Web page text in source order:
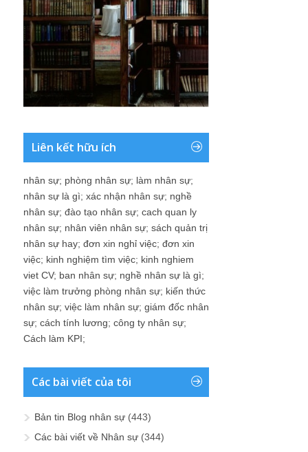
Liên kết hữu ích
nhân sự; phòng nhân sự; làm nhân sự;
nhân sự là gì; xác nhận nhân sự; nghề
nhân sự; đào tạo nhân sự; cach quan ly
nhân sự; nhân viên nhân sự; sách quản trị
nhân sự hay; đơn xin nghỉ việc; đơn xin
việc; kinh nghiệm tìm việc; kinh nghiem
viet CV; ban nhân sự; nghề nhân sự là gì;
việc làm trưởng phòng nhân sự; kiến thức
nhân sự; việc làm nhân sự; giám đốc nhân
sự; cách tính lương; công ty nhân sự;
Cách làm KPI;
Các bài viết của tôi
Bản tin Blog nhân sự (443)
Các bài viết về Nhân sự (344)